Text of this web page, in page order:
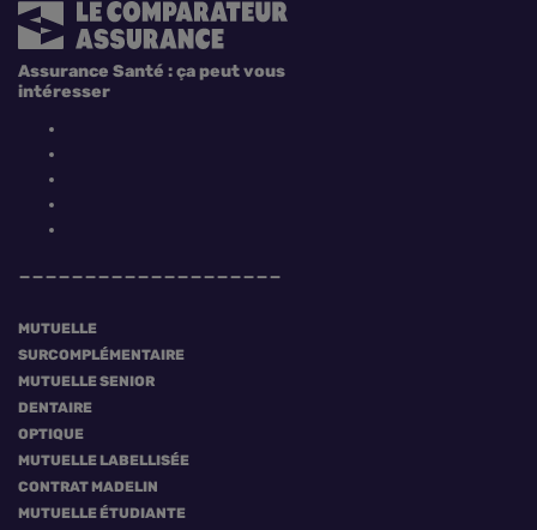
MUTUELLE
SURCOMPLÉMENTAIRE
MUTUELLE SENIOR
DENTAIRE
OPTIQUE
MUTUELLE LABELLISÉE
CONTRAT MADELIN
MUTUELLE ÉTUDIANTE
Assurance Santé : ça peut vous
intéresser